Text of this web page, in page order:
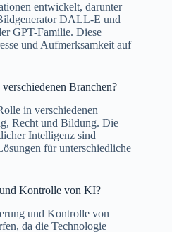
entwickelt, darunter
DALL-E und
GPT-Familie. Diese
und Aufmerksamkeit auf
Branchen?
in verschiedenen
Recht und Bildung. Die
Intelligenz sind
für unterschiedliche
Kontrolle von KI?
und Kontrolle von
da die Technologie